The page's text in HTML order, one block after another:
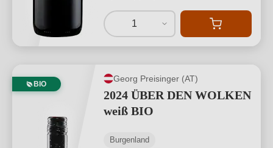
1
BIO
Georg Preisinger (AT)
2024 ÜBER DEN WOLKEN
weiß BIO
Burgenland